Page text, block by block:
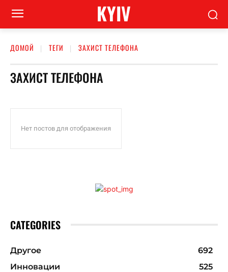
KYIV
ДОМОЙ ТЕГИ ЗАХИСТ ТЕЛЕФОНА
ЗАХИСТ ТЕЛЕФОНА
Нет постов для отображения
CATEGORIES
Другое
692
Инновации
525